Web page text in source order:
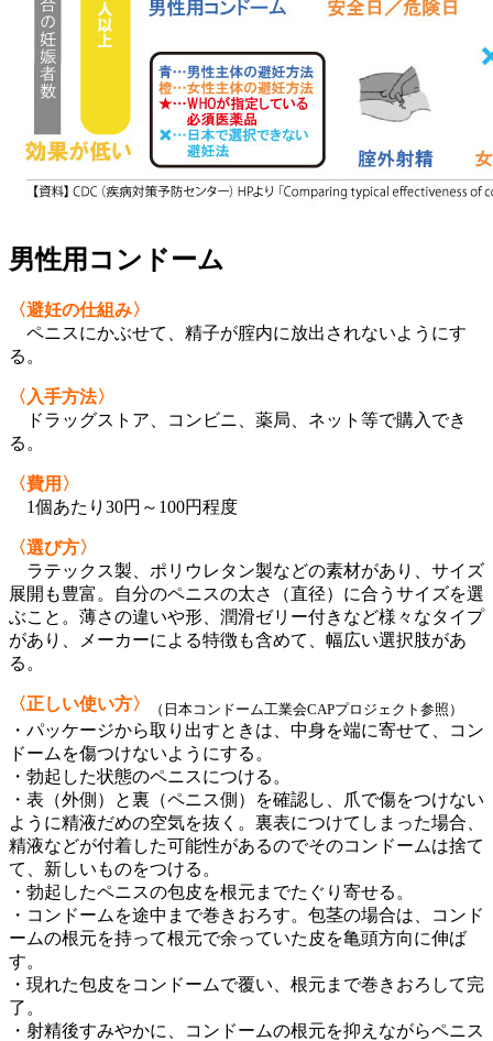
男性用コンドーム
〈避妊の仕組み〉
ペニスにかぶせて、精子が腟内に放出されないようにす
る。
〈入手方法〉
ドラッグストア、コンビニ、薬局、ネット等で購入でき
る。
〈費用〉
1個あたり30円～100円程度
〈選び方〉
ラテックス製、ポリウレタン製などの素材があり、サイズ
展開も豊富。自分のペニスの太さ（直径）に合うサイズを選
ぶこと。薄さの違いや形、潤滑ゼリー付きなど様々なタイプ
があり、メーカーによる特徴も含めて、幅広い選択肢があ
る。
〈正しい使い方〉 （日本コンドーム工業会CAPプロジェクト参照）
・パッケージから取り出すときは、中身を端に寄せて、コン
ドームを傷つけないようにする。
・勃起した状態のペニスにつける。
・表（外側）と裏（ペニス側）を確認し、爪で傷をつけない
ように精液だめの空気を抜く。裏表につけてしまった場合、
精液などが付着した可能性があるのでそのコンドームは捨て
て、新しいものをつける。
・勃起したペニスの包皮を根元までたぐり寄せる。
・コンドームを途中まで巻きおろす。包茎の場合は、コンド
ームの根元を持って根元で余っていた皮を亀頭方向に伸ば
す。
・現れた包皮をコンドームで覆い、根元まで巻きおろして完
了。
・射精後すみやかに、コンドームの根元を抑えながらペニス